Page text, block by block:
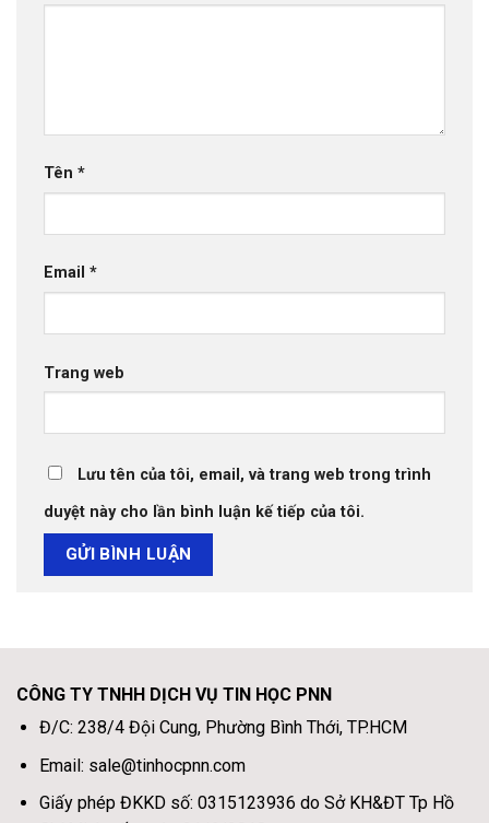
Tên *
Email *
Trang web
Lưu tên của tôi, email, và trang web trong trình
duyệt này cho lần bình luận kế tiếp của tôi.
CÔNG TY TNHH DỊCH VỤ TIN HỌC PNN
Đ/C: 238/4 Đội Cung, Phường Bình Thới, TP.HCM
Email: sale@tinhocpnn.com
Giấy phép ĐKKD số: 0315123936 do Sở KH&ĐT Tp Hồ